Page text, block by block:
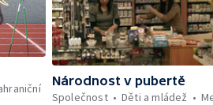
Národnost v pubertě
Společnost
Děti a mládež